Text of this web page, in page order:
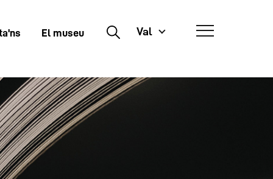
El museu Buscar Val